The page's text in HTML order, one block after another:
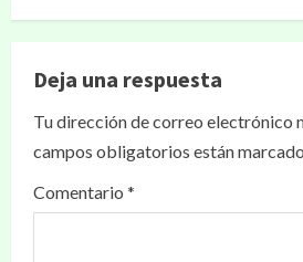
Deja una respuesta
Tu dirección de correo electrónico
campos obligatorios están
Comentario *